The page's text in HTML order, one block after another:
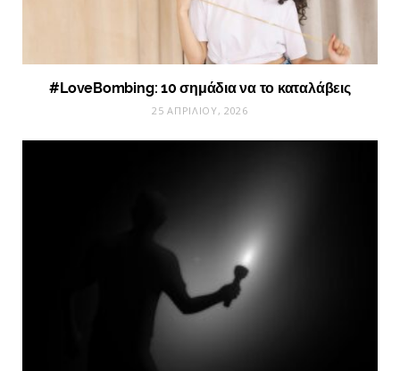
#LoveBombing: 10 σημάδια να το καταλάβεις
25 ΑΠΡΙΛΊΟΥ, 2026